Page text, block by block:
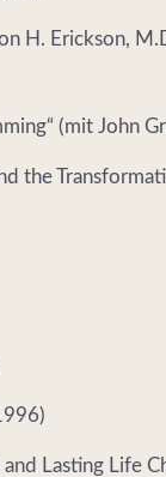
H. Erickson,
(mit John
the
Lasting Life